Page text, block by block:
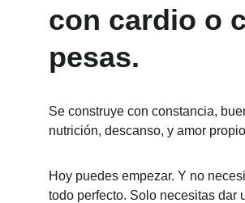
con cardio o
pesas.
Se construye con constancia,
nutrición, descanso, y amor
Hoy puedes empezar. Y no
todo perfecto. Solo necesitas dar